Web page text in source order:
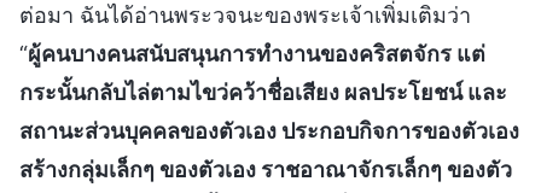
ต่อมา ฉันได้อ่านพระวจนะของพระเจ้าเพิ่มเติมว่า
“ผู้คนบางคนสนับสนุนการทำงานของคริสตจักร แต่
กระนั้นกลับไล่ตามไขว่คว้าชื่อเสียง ผลประโยชน์ และ
สถานะส่วนบุคคลของตัวเอง ประกอบกิจการของตัวเอง
สร้างกลุ่มเล็กๆ ของตัวเอง ราชอาณาจักรเล็กๆ ของตัว